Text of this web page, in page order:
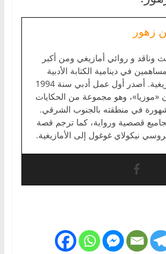
زهور
وناقد و روائي أمازيغي ومن أكبر
في دينامية الكتابة الأدبية
الأمازيغية. أصدر أول عمل أدبي سنة 1994
«موزيا»، وهو مجموعة من الحكايات
في منطقته بالجنوب الشرقي.
قصصية ورواية، كما ترجم قصة
نيكولاي غوغول إلى الأمازيغية.